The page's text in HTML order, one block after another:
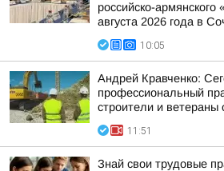
российско-армянского
августа 2026 года в
10:05
Андрей Кравченко:
профессиональный
строители и ветераны
11:51
Знай свои трудовые